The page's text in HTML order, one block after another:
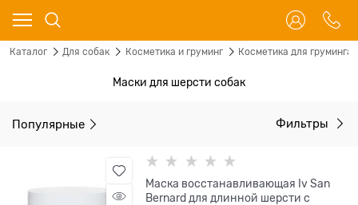
Каталог Для собак Косметика и груминг Косметика для груминга
Маски для шерсти собак
Популярные Фильтры
Маска восстанавливающая Iv San
Bernard для длинной шерсти с